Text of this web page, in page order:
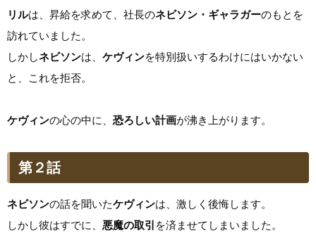
リルは、昇給を求めて、社長のネビソン・ギャラガーのもとを
訪れていました。
しかしネビソンは、 ケヴィンを特別扱いするわけにはいかない
と、これを拒否。
ケヴィンの心の中に、 恐ろしい計画が沸き上がります。
第２話
ネビソンの話を聞いたケヴィンは、激しく後悔します。
しかし彼はすでに、 悪魔の取引 を済ませてしまいました。